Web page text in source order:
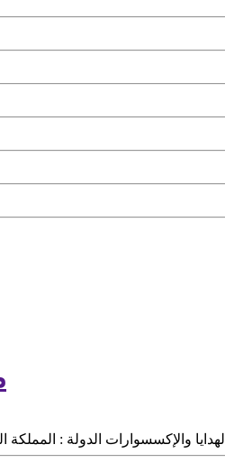
الهدايا والإكسسوارات الدولة : المملكة